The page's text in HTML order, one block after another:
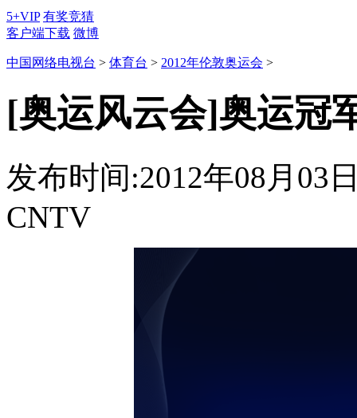
5+VIP 有奖竞猜
客户端下载 微博
中国网络电视台 > 体育台 > 2012年伦敦奥运会 >
[奥运风云会]奥运冠
发布时间:2012年08月03
CNTV